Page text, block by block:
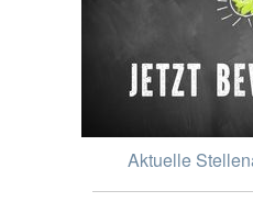
Aktuelle